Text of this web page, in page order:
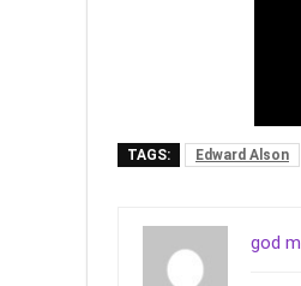
TAGS: Edward Alson
god